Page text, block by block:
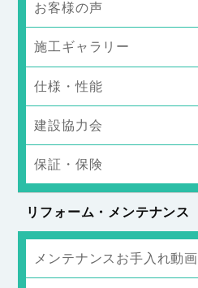
お客様の声
施工ギャラリー
仕様・性能
建設協力会
保証・保険
リフォーム・メンテナンス
メンテナンスお手入れ動画